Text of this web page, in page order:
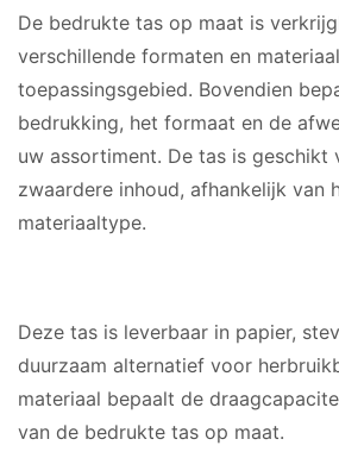
De bedrukte tas op maat is
verschillende formaten en
toepassingsgebied. Bovendien
bedrukking, het formaat en de
uw assortiment. De tas is geschikt
zwaardere inhoud, afhankelijk van
materiaaltype.
Deze tas is leverbaar in papier,
duurzaam alternatief voor
materiaal bepaalt de
van de bedrukte tas op maat.